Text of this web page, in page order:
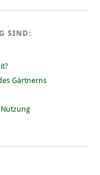
SIND:
Gärtnerns